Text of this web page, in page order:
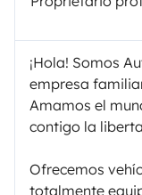
¡Hola! Somos
empresa
Amamos el
contigo la
Ofrecemos
totalmente